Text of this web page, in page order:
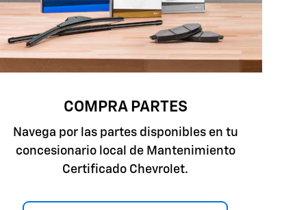
COMPRA PARTES
Navega por las partes disponibles en tu
concesionario local de Mantenimiento
Certificado Chevrolet.